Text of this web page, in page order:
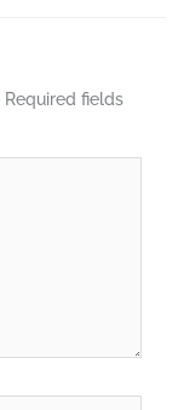
Required fields